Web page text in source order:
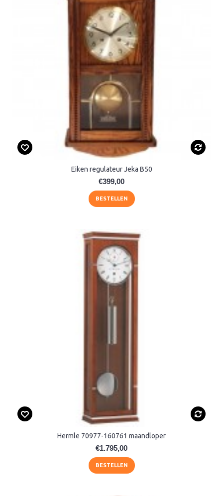
Eiken regulateur Jeka B50
€399,00
BESTELLEN
Hermle 70977-160761 maandloper
€1.795,00
BESTELLEN